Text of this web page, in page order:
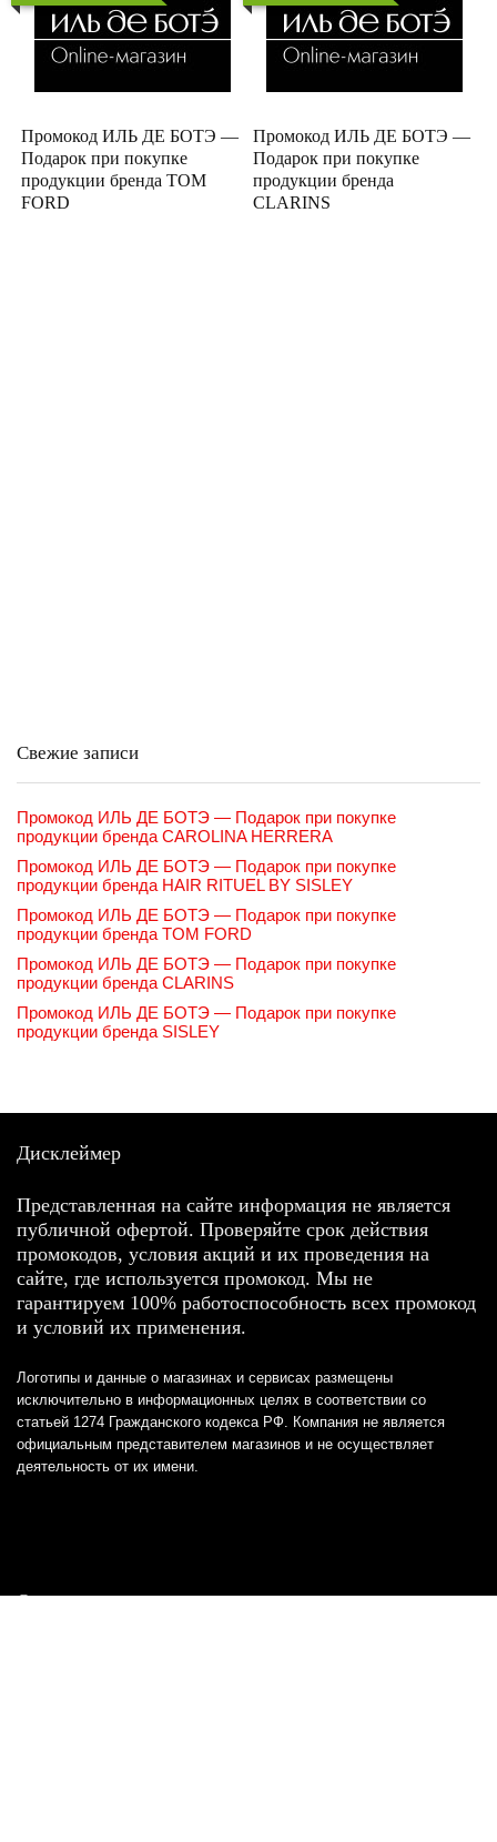
Промокод ИЛЬ ДЕ БОТЭ —
Подарок при покупке
продукции бренда TOM
FORD
Промокод ИЛЬ ДЕ БОТЭ —
Подарок при покупке
продукции бренда
CLARINS
Свежие записи
Промокод ИЛЬ ДЕ БОТЭ — Подарок при покупке
продукции бренда CAROLINA HERRERA
Промокод ИЛЬ ДЕ БОТЭ — Подарок при покупке
продукции бренда HAIR RITUEL BY SISLEY
Промокод ИЛЬ ДЕ БОТЭ — Подарок при покупке
продукции бренда TOM FORD
Промокод ИЛЬ ДЕ БОТЭ — Подарок при покупке
продукции бренда CLARINS
Промокод ИЛЬ ДЕ БОТЭ — Подарок при покупке
продукции бренда SISLEY
Дисклеймер
Представленная на сайте информация не является
публичной офертой. Проверяйте срок действия
промокодов, условия акций и их проведения на
сайте, где используется промокод. Мы не
гарантируем 100% работоспособность всех промокод
и условий их применения.
Логотипы и данные о магазинах и сервисах размещены
исключительно в информационных целях в соответствии со
статьей 1274 Гражданского кодекса РФ. Компания не является
официальным представителем магазинов и не осуществляет
деятельность от их имени.
Отказ от ответственности